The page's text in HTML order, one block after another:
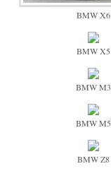
BMW X6
BMW X5
BMW M3
BMW M5
BMW Z8